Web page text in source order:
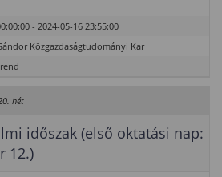
- 2024-05-16 23:55:00
Közgazdaságtudományi Kar
hét
időszak (első oktatási nap:
12.)